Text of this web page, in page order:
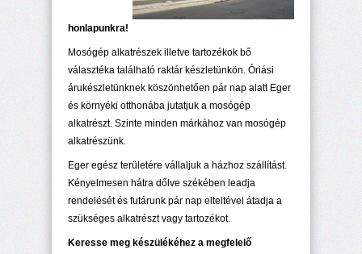
honlapunkra!
Mosógép alkatrészek illetve tartozékok bő
választéka található raktár készletünkön. Óriási
árukészletünknek köszönhetően pár nap alatt Eger
és környéki otthonába jutatjuk a mosógép
alkatrészt. Szinte minden márkához van mosógép
alkatrészünk.
Eger egész területére vállaljuk a házhoz szállítást.
Kényelmesen hátra dőlve székében leadja
rendelését és futárunk pár nap elteltével átadja a
szükséges alkatrészt vagy tartozékot.
Keresse meg készülékéhez a megfelelő